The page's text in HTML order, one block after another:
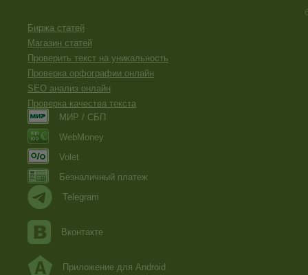
Биржа статей
Магазин статей
Проверить текст на уникальность
Проверка орфографии онлайн
SEO анализ онлайн
Проверка качества текста
МИР / СБП
WebMoney
Volet
Безналичный платеж
Telegram
Вконтакте
Приложение для Android